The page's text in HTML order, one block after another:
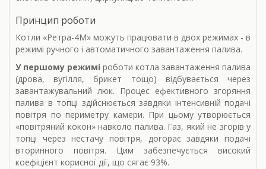
Принцип роботи
Котли «Ретра-4М» можуть працювати в двох режимах - в
режимі ручного і автоматичного завантаження палива.
У першому режимі роботи котла завантаження палива
(дрова, вугілля, брикет тощо) відбувається через
завантажувальний люк. Процес ефективного згоряння
палива в топці здійснюється завдяки інтенсивній подачі
повітря по периметру камери. При цьому утворюється
«повітряний кокон» навколо палива. Газ, який не згорів у
топці через нестачу повітря, догорає завдяки подачі
вторинного повітря. Цим забезпечується високий
коефіцієнт корисної дії, що сягає 93%.